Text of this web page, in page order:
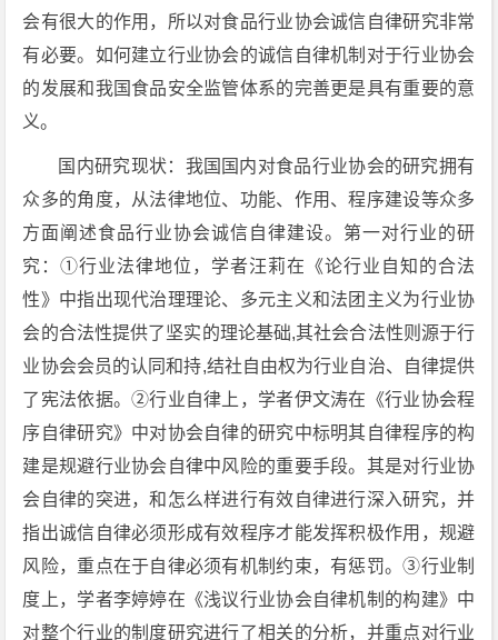
会有很大的作用，所以对食品行业协会诚信自律研究非常
有必要。如何建立行业协会的诚信自律机制对于行业协会
的发展和我国食品安全监管体系的完善更是具有重要的意
义。
国内研究现状：我国国内对食品行业协会的研究拥有
众多的角度，从法律地位、功能、作用、程序建设等众多
方面阐述食品行业协会诚信自律建设。第一对行业的研
究：①行业法律地位，学者汪莉在《论行业自知的合法
性》中指出现代治理理论、多元主义和法团主义为行业协
会的合法性提供了坚实的理论基础,其社会合法性则源于行
业协会会员的认同和持,结社自由权为行业自治、自律提供
了宪法依据。②行业自律上，学者伊文涛在《行业协会程
序自律研究》中对协会自律的研究中标明其自律程序的构
建是规避行业协会自律中风险的重要手段。其是对行业协
会自律的突进，和怎么样进行有效自律进行深入研究，并
指出诚信自律必须形成有效程序才能发挥积极作用，规避
风险，重点在于自律必须有机制约束，有惩罚。③行业制
度上，学者李婷婷在《浅议行业协会自律机制的构建》中
对整个行业的制度研究进行了相关的分析，并重点对行业